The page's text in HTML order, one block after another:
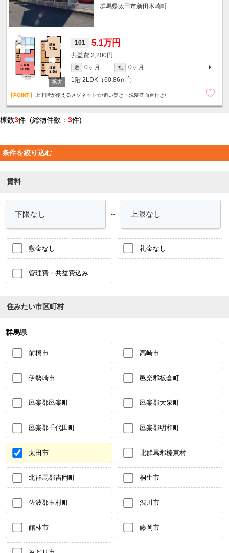
群馬県太田市新田木崎町
101 5.1万円
2,200円
敷 0ヶ月 礼
0ヶ月
1階 2LDK（60.86ｍ2 ）
上下階が使えるメゾネット☆/追い焚き・洗髪洗面台付き/
棟数3件 (総物件数： 3件)
条件を絞り込む
賃料
～
敷金なし 礼金なし
管理費・共益費込み
住みたい市区町村
群馬県
前橋市 高崎市
伊勢崎市 邑楽郡板倉町
邑楽郡邑楽町 邑楽郡大泉町
邑楽郡千代田町 邑楽郡明和町
太田市 北群馬郡榛東村
北群馬郡吉岡町 桐生市
佐波郡玉村町 渋川市
館林市 藤岡市